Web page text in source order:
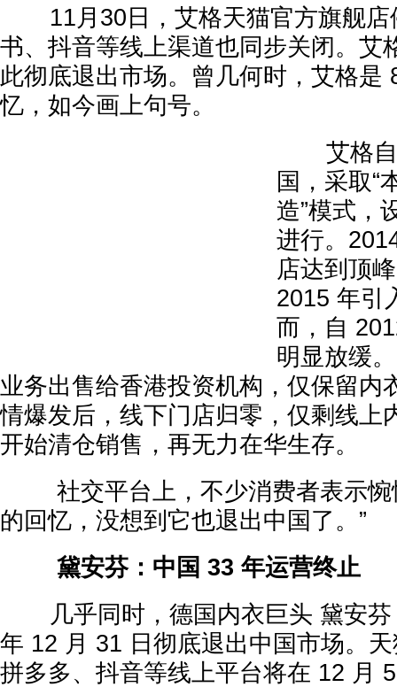
11月30日，艾格天猫官方旗舰店
书、抖音等线上渠道也同步关闭。艾
此彻底退出市场。曾几何时，艾格是
忆，如今画上句号。
艾格自
国，采取“
造”模式，
进行。
店达到顶
2015 年引
而，自
明显放缓
业务出售给香港投资机构，仅保留内
情爆发后，线下门店归零，仅剩线上
开始清仓销售，再无力在华生存。
社交平台上，不少消费者表示惋
的回忆，没想到它也退出中国了。”
黛安芬：中国 33 年运营终止
几乎同时，德国内衣巨头 黛安芬
年 12 月 31 日彻底退出中国市场。
拼多多、抖音等线上平台将在 12 月